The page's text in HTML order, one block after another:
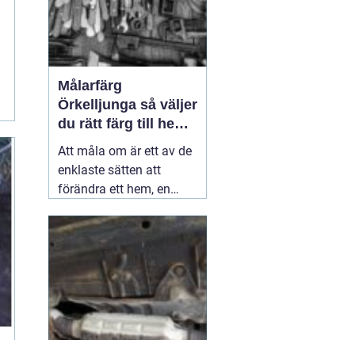
Målarfärg
Örkelljunga så väljer
du rätt färg till hem
och gård
Att måla om är ett av de
enklaste sätten att
förändra ett hem, en
verksamhet. En ny kulör
kan göra ett gammalt
kök ljusare, ge fasaden
nytt liv eller skydda ett
staket mot väder och
vind i många år